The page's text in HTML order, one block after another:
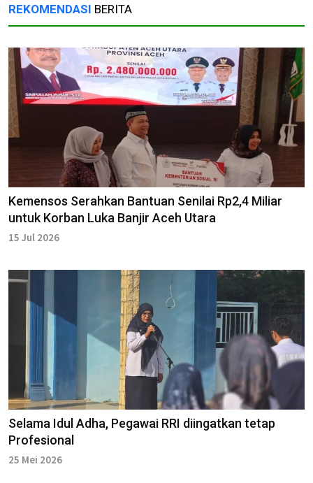
REKOMENDASI BERITA
Kemensos Serahkan Bantuan Senilai Rp2,4 Miliar
untuk Korban Luka Banjir Aceh Utara
15 Jul 2026
Selama Idul Adha, Pegawai RRI diingatkan tetap
Profesional
25 Mei 2026